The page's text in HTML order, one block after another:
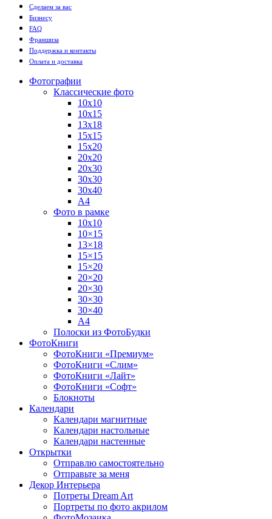
Сделаем за вас
Бизнесу
FAQ
Франшиза
Поддержка и контакты
Оплата и доставка
Фотографии
Классические фото
10х10
10х15
13х18
15х15
15х20
20х20
20х30
30х30
30х40
А4
Фото в рамке
10х10
10×15
13×18
15×15
15×20
20×20
20×30
30×30
30×40
A4
Полоски из ФотоБудки
ФотоКниги
ФотоКниги «Премиум»
ФотоКниги «Слим»
ФотоКниги «Лайт»
ФотоКниги «Софт»
Блокноты
Календари
Календари магнитные
Календари настольные
Календари настенные
Открытки
Отправлю самостоятельно
Отправьте за меня
Декор Интерьера
Потреты Dream Art
Портреты по фото акрилом